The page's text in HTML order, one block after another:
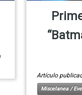
Artículo
Miscelanea /